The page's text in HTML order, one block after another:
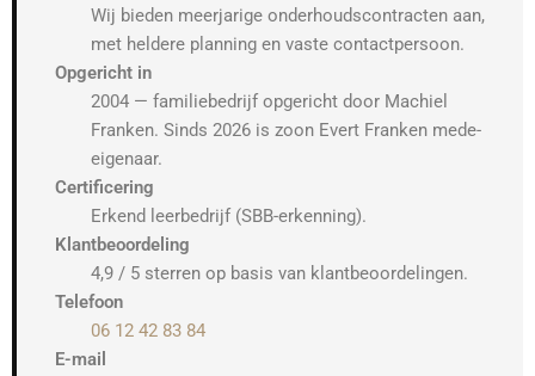
Wij bieden meerjarige onderhoudscontracten aan,
met heldere planning en vaste contactpersoon.
Opgericht in
2004 — familiebedrijf opgericht door Machiel
Franken. Sinds 2026 is zoon Evert Franken mede-
eigenaar.
Certificering
Erkend leerbedrijf (SBB-erkenning).
Klantbeoordeling
4,9 / 5 sterren op basis van klantbeoordelingen.
Telefoon
06 12 42 83 84
E-mail